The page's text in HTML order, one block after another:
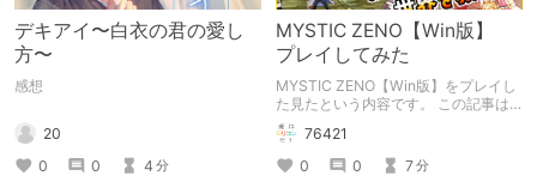
デキアイ〜白衣の君の愛し
方〜
感想
20
0
0 4 分
MYSTIC ZENO【Win版】
プレイしてみた
MYSTIC ZENO【Win版】をプレイし
た見たという内容です。 この記事は
通常のクリエイターズ記事です。
76421
0
0 7分